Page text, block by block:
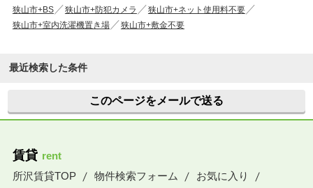
狭山市+BS
狭山市+防犯カメラ
狭山市+ネット使用料不要
狭山市+室内洗濯機置き場
狭山市+敷金不要
最近検索した条件
このページをメールで送る
賃貸 rent
所沢賃貸TOP
物件検索フォーム
お気に入り